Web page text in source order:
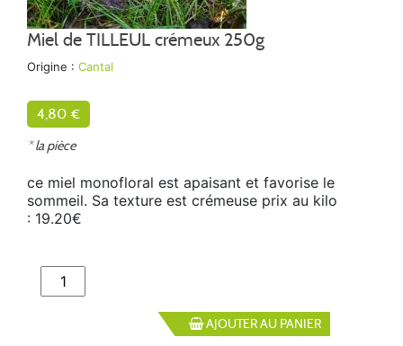
Miel de TILLEUL crémeux 250g
Origine : Cantal
4,80 €
* la pièce
ce miel monofloral est apaisant et favorise le
sommeil. Sa texture est crémeuse prix au kilo
: 19.20€
AJOUTER AU PANIER